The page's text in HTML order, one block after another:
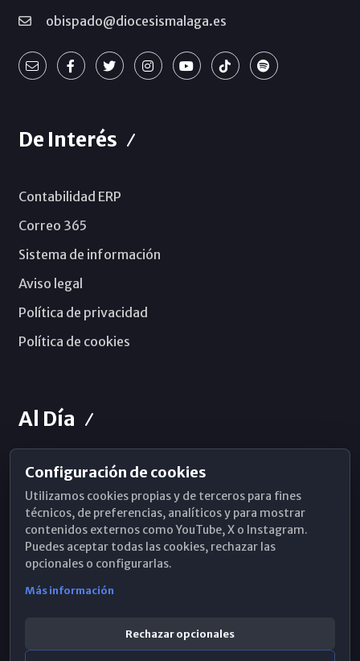
obispado@diocesismalaga.es
De Interés
Contabilidad ERP
Correo 365
Sistema de información
Aviso legal
Política de privacidad
Política de cookies
Al Día
Horarios de Misa
Hemeroteca
WhatsApp
Configuración de cookies
Utilizamos cookies propias y de terceros para fines
técnicos, de preferencias, analíticos y para mostrar
contenidos externos como YouTube, X o Instagram.
Puedes aceptar todas las cookies, rechazar las
opcionales o configurarlas.
Más información
Rechazar opcionales